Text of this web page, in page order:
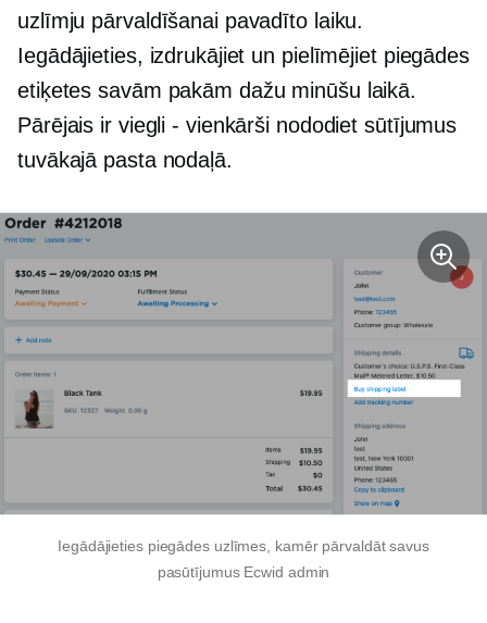
uzlīmju pārvaldīšanai pavadīto laiku.
Iegādājieties, izdrukājiet un pielīmējiet piegādes
etiķetes savām pakām dažu minūšu laikā.
Pārējais ir viegli - vienkārši nododiet sūtījumus
tuvākajā pasta nodaļā.
Iegādājieties piegādes uzlīmes, kamēr pārvaldāt savus
pasūtījumus Ecwid admin